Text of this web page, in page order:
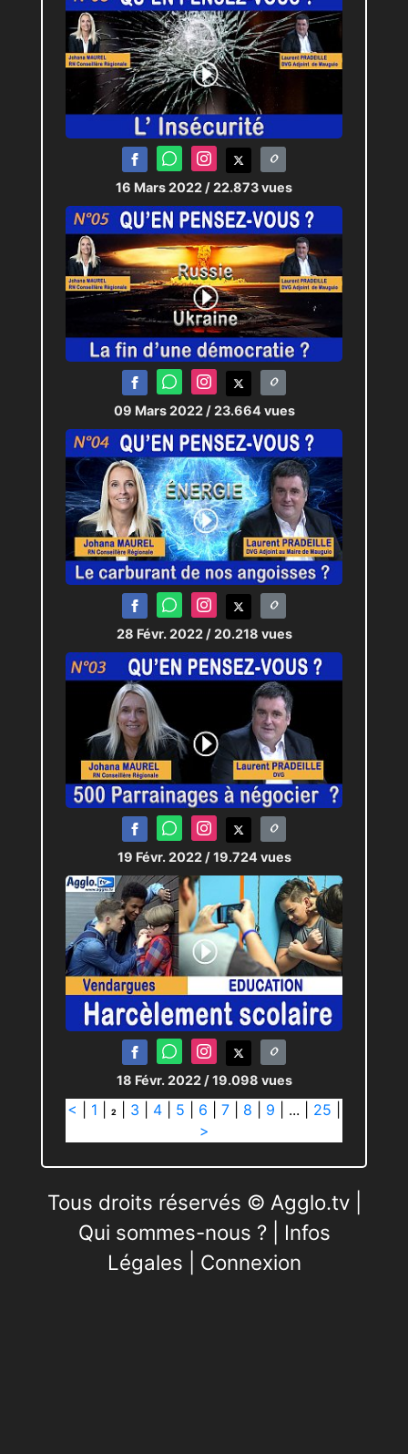
16 Mars 2022 / 22.873 vues
09 Mars 2022 / 23.664 vues
28 Févr. 2022 / 20.218 vues
19 Févr. 2022 / 19.724 vues
18 Févr. 2022 / 19.098 vues
< 1 2 3 4 5 6 7 8 9 ... 25
>
Tous droits réservés © Agglo.tv |
Qui sommes-nous ?| Infos
Légales
Connexion